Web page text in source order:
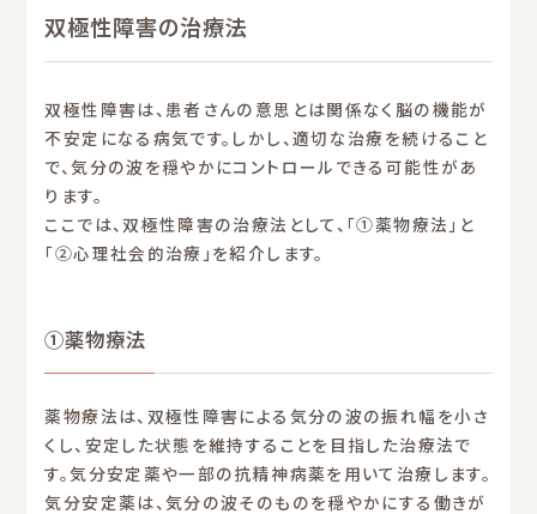
双極性障害の治療法
双極性障害は、患者さんの意思とは関係なく脳の機能が
不安定になる病気です。しかし、適切な治療を続けること
で、気分の波を穏やかにコントロールできる可能性があ
ります。
ここでは、双極性障害の治療法として、「①薬物療法」と
「②心理社会的治療」を紹介します。
①薬物療法
薬物療法は、双極性障害による気分の波の振れ幅を小さ
くし、安定した状態を維持することを目指した治療法で
す。気分安定薬や一部の抗精神病薬を用いて治療します。
気分安定薬は、気分の波そのものを穏やかにする働きが